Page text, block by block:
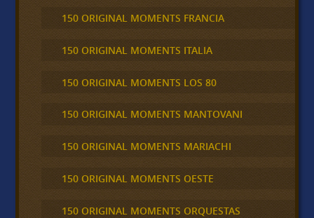
150 ORIGINAL MOMENTS FRANCIA
150 ORIGINAL MOMENTS ITALIA
150 ORIGINAL MOMENTS LOS 80
150 ORIGINAL MOMENTS MANTOVANI
150 ORIGINAL MOMENTS MARIACHI
150 ORIGINAL MOMENTS OESTE
150 ORIGINAL MOMENTS ORQUESTAS